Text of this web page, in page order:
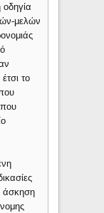
οδηγία
μελών
το
που
άσκηση